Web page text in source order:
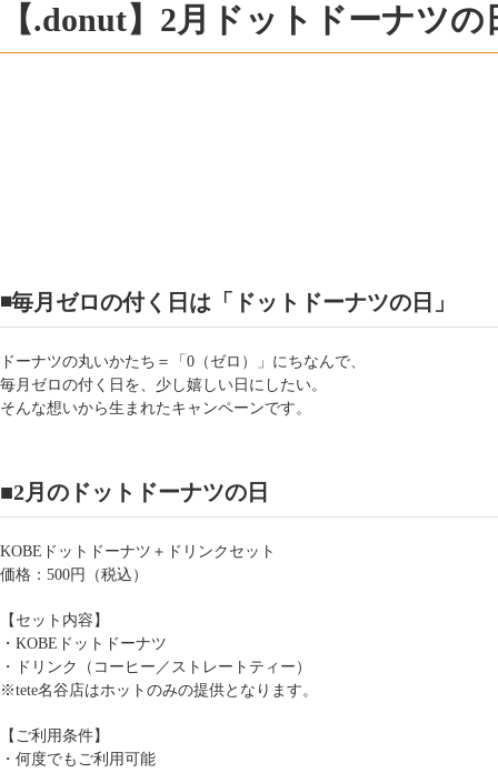
【.donut】2月ドットドーナツ
◾️毎月ゼロの付く日は「ドットドーナツの日」
ドーナツの丸いかたち＝「0（ゼロ）」にちなんで、
毎月ゼロの付く日を、少し嬉しい日にしたい。
そんな想いから生まれたキャンペーンです。
■2月のドットドーナツの日
KOBEドットドーナツ＋ドリンクセット
価格：500円（税込）
【セット内容】
・KOBEドットドーナツ
・ドリンク（コーヒー／ストレートティー）
※tete名谷店はホットのみの提供となります。
【ご利用条件】
・何度でもご利用可能